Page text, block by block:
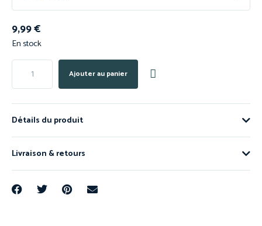
9,99€
En stock
Ajouter au panier
Détails du produit
Livraison & retours